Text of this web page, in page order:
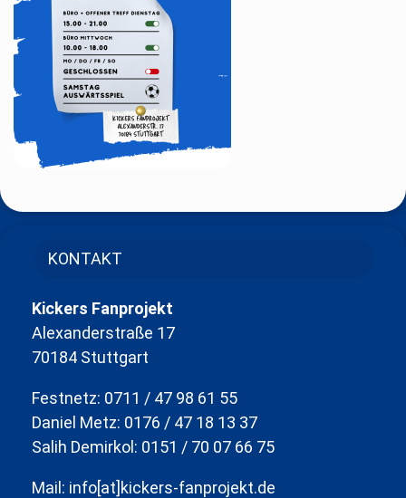
KONTAKT
Kickers Fanprojekt
Alexanderstraße 17
70184 Stuttgart
Festnetz: 0711 / 47 98 61 55
Daniel Metz: 0176 / 47 18 13 37
Salih Demirkol: 0151 / 70 07 66 75
Mail: info[at]kickers-fanprojekt.de